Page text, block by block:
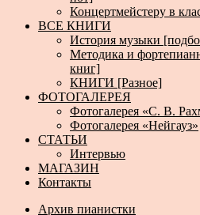
Концертмейстеру в
ВСЕ КНИГИ
История музыки
Методика и
книг]
КНИГИ [Разное]
ФОТОГАЛЕРЕЯ
Фотогалерея «С. В.
Фотогалерея «Нейгауз»
СТАТЬИ
Интервью
МАГАЗИН
Контакты
Архив пианистки